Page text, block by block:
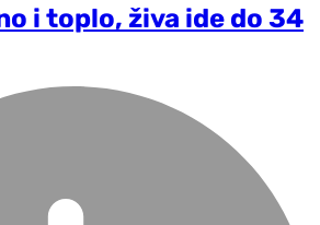
i toplo, živa ide do 34